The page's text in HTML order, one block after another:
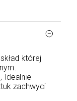
której
Idealnie
zachwyci